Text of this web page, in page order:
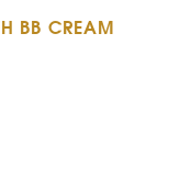
BB CREAM